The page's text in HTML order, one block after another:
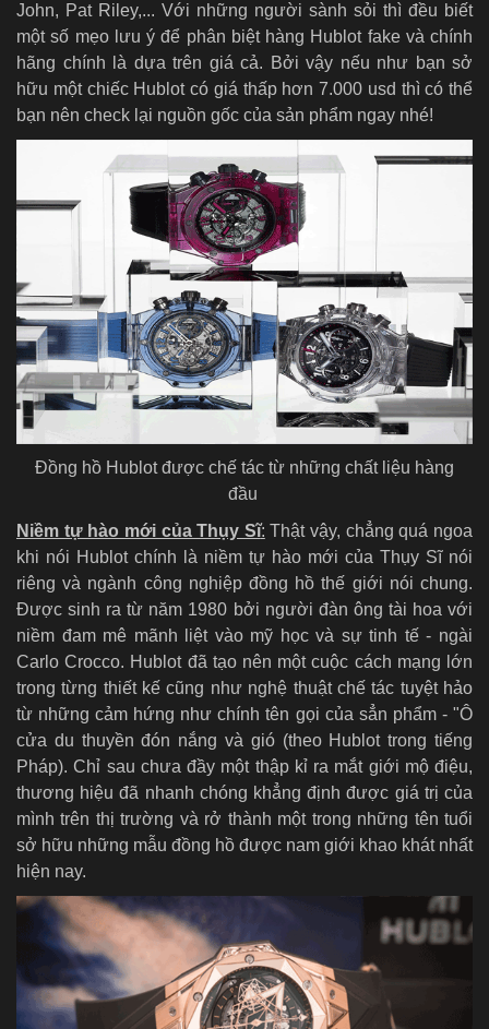
John, Pat Riley,... Với những người sành sỏi thì đều biết
một số mẹo lưu ý để phân biệt hàng Hublot fake và chính
hãng chính là dựa trên giá cả. Bởi vậy nếu như bạn sở
hữu một chiếc Hublot có giá thấp hơn 7.000 usd thì có thể
bạn nên check lại nguồn gốc của sản phẩm ngay nhé!
Đồng hồ Hublot được chế tác từ những chất liệu hàng
đầu
Niềm tự hào mới của Thụy Sĩ: Thật vậy, chẳng quá ngoa
khi nói Hublot chính là niềm tự hào mới của Thụy Sĩ nói
riêng và ngành công nghiệp đồng hồ thế giới nói chung.
Được sinh ra từ năm 1980 bởi người đàn ông tài hoa với
niềm đam mê mãnh liệt vào mỹ học và sự tinh tế - ngài
Carlo Crocco. Hublot đã tạo nên một cuộc cách mạng lớn
trong từng thiết kế cũng như nghệ thuật chế tác tuyệt hảo
từ những cảm hứng như chính tên gọi của sẳn phẩm - "Ô
cửa du thuyền đón nắng và gió (theo Hublot trong tiếng
Pháp). Chỉ sau chưa đầy một thập kỉ ra mắt giới mộ điệu,
thương hiệu đã nhanh chóng khẳng định được giá trị của
mình trên thị trường và rở thành một trong những tên tuổi
sở hữu những mẫu đồng hồ được nam giới khao khát nhất
hiện nay.